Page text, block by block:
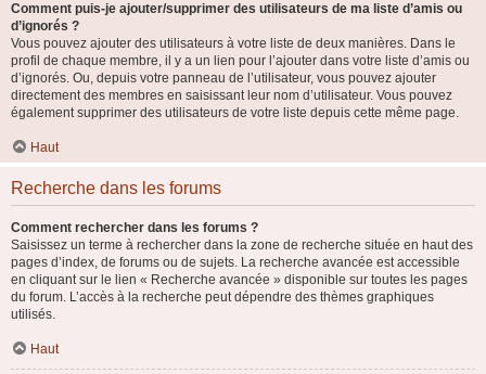
Comment puis-je ajouter/supprimer des utilisateurs de ma liste d’amis ou
d’ignorés ?
Vous pouvez ajouter des utilisateurs à votre liste de deux manières. Dans le
profil de chaque membre, il y a un lien pour l’ajouter dans votre liste d’amis ou
d’ignorés. Ou, depuis votre panneau de l’utilisateur, vous pouvez ajouter
directement des membres en saisissant leur nom d’utilisateur. Vous pouvez
également supprimer des utilisateurs de votre liste depuis cette même page.
Haut
Recherche dans les forums
Comment rechercher dans les forums ?
Saisissez un terme à rechercher dans la zone de recherche située en haut des
pages d’index, de forums ou de sujets. La recherche avancée est accessible
en cliquant sur le lien « Recherche avancée » disponible sur toutes les pages
du forum. L’accès à la recherche peut dépendre des thèmes graphiques
utilisés.
Haut